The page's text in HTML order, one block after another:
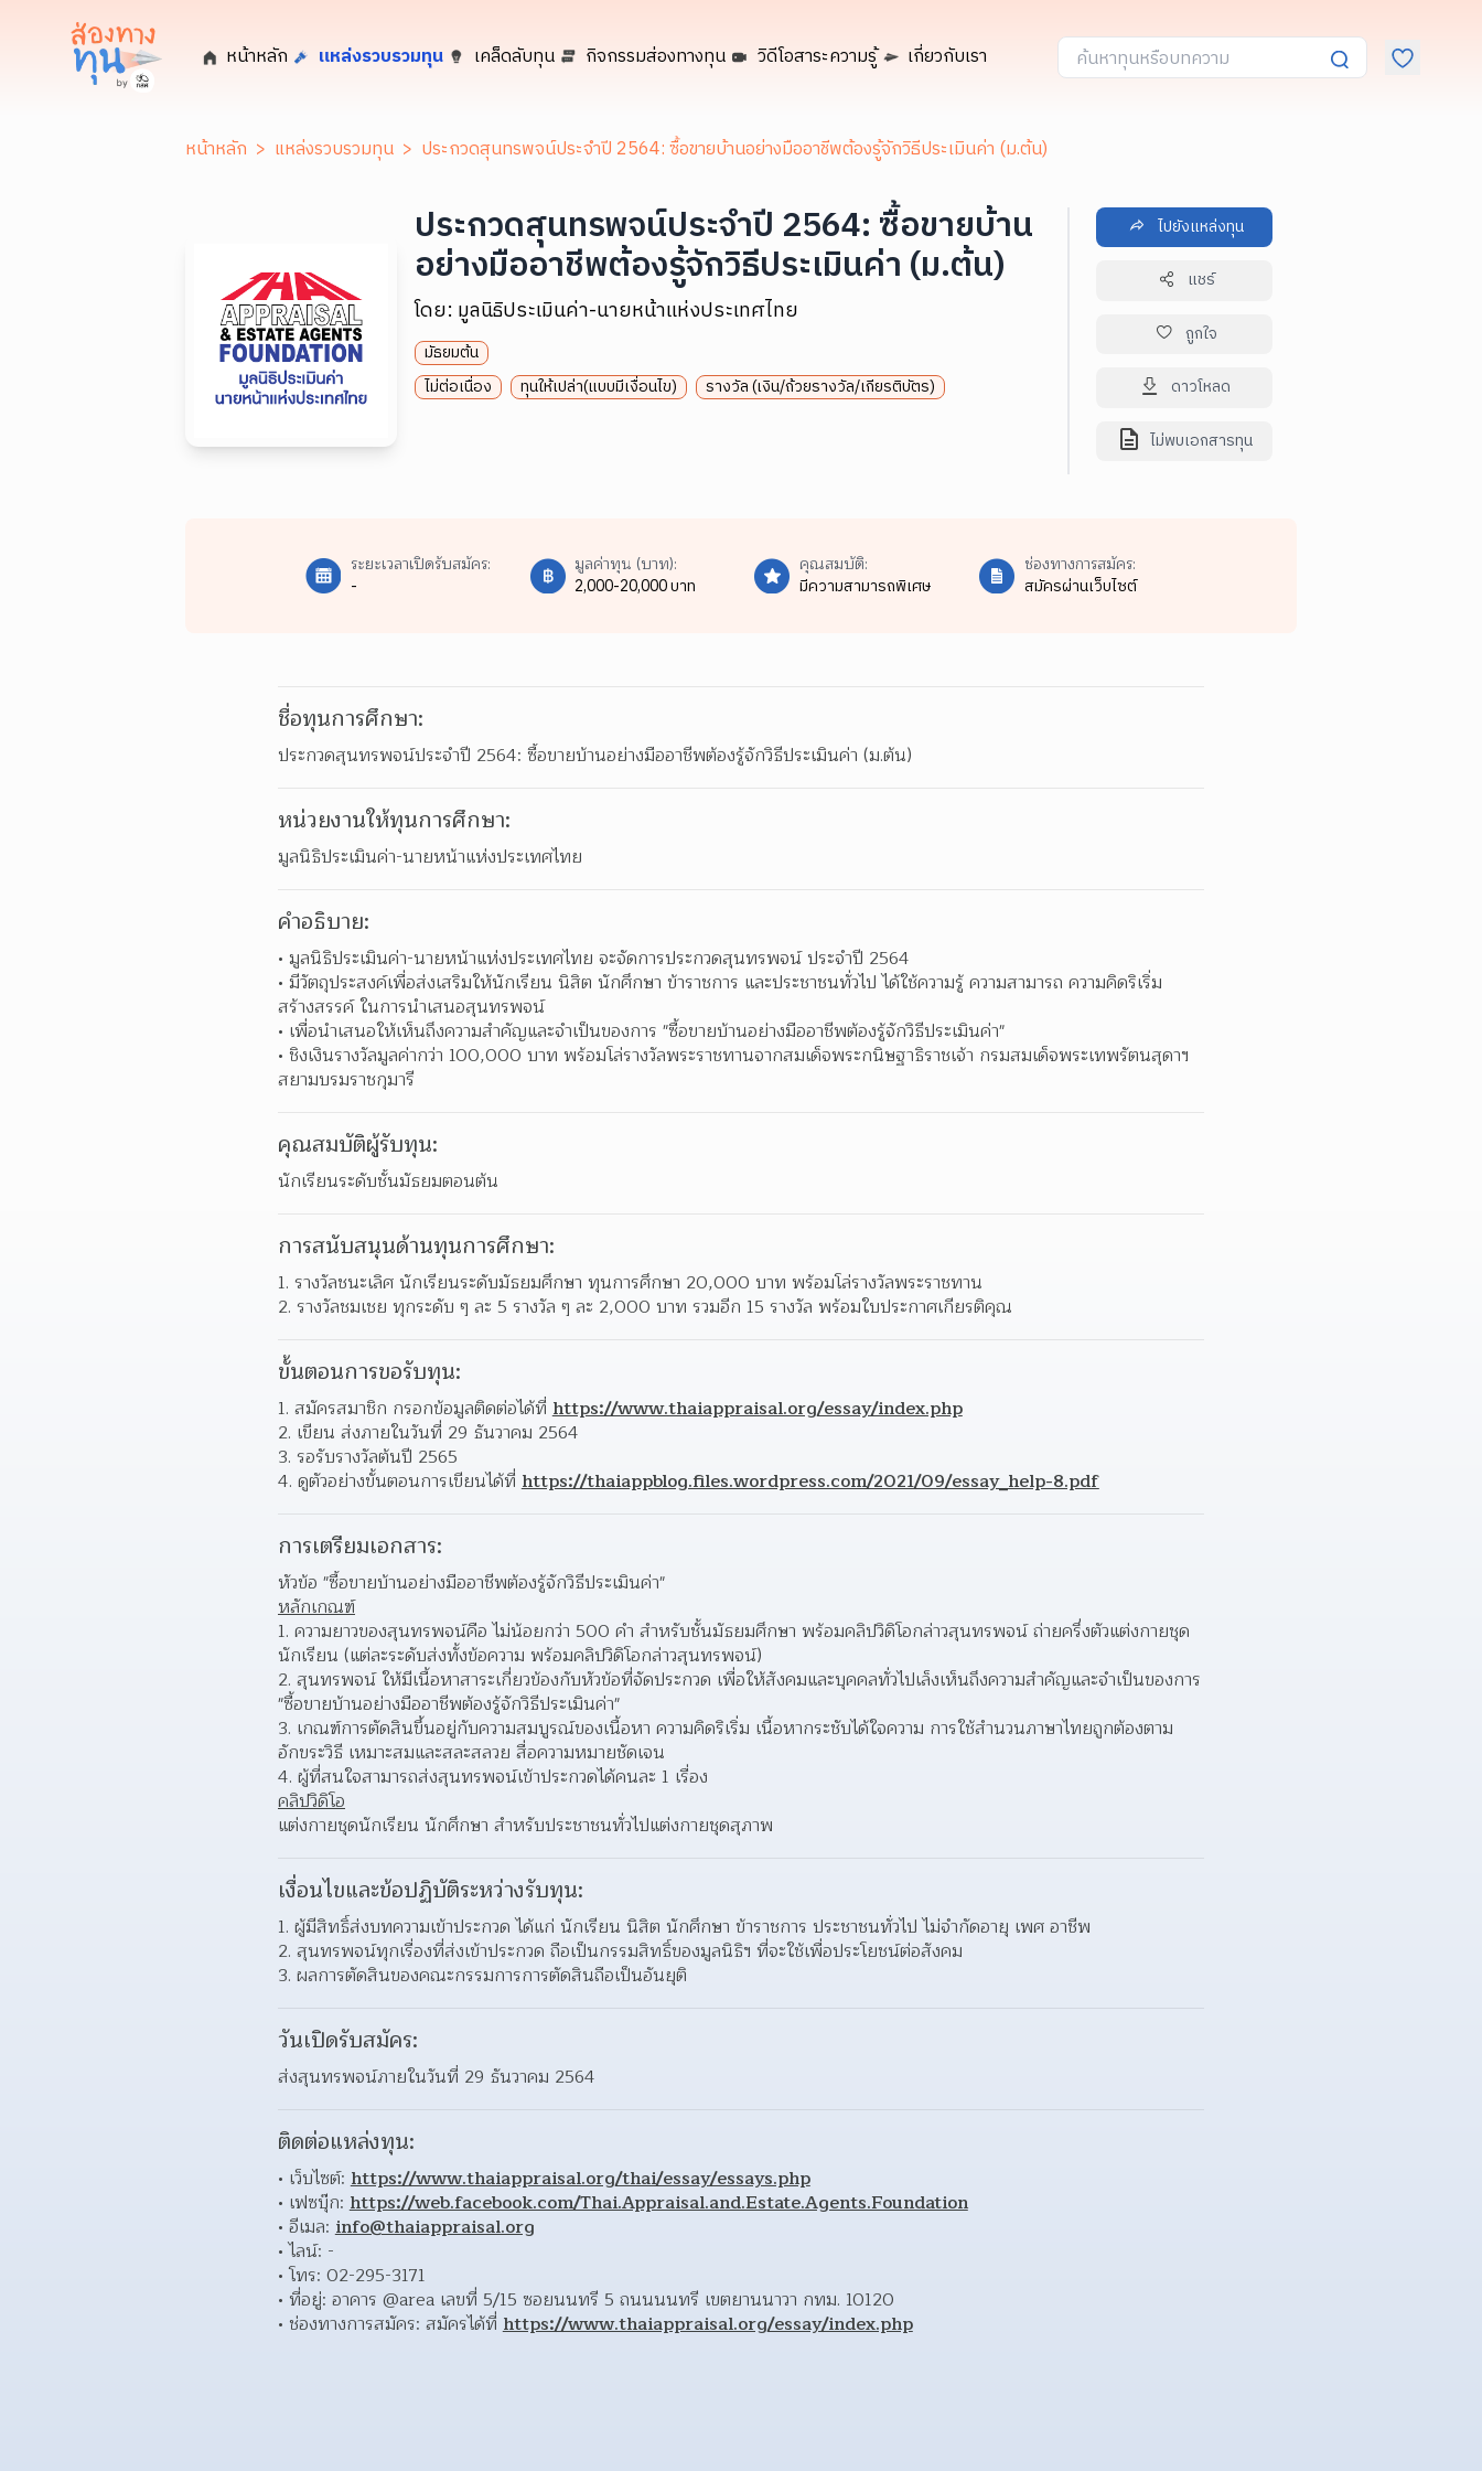
หน้าหลัก แหล่งรวบรวมทุน เคล็ดลับทุน กิจกรรมส่องทางทุน วิดีโอสาระความรู้ เกี่ยวกับเรา
หน้าหลัก > แหล่งรวบรวมทุน > ประกวดสุนทรพจน์ประจำปี 2564: ซื้อขายบ้านอย่างมืออาชีพต้องรู้จักวิธีประเมินค่า (ม.ต้น)
ประกวดสุนทรพจน์ประจำปี 2564: ซื้อขายบ้าน
อย่างมืออาชีพต้องรู้จักวิธีประเมินค่า (ม.ต้น)
โดย: มูลนิธิประเมินค่า-นายหน้าแห่งประเทศไทย
มัธยมต้น
ไม่ต่อเนื่อง
ทุนให้เปล่า(แบบมีเงื่อนไข) รางวัล (เงิน/ถ้วยรางวัล/เกียรติบัตร)
ไปยังแหล่งทุน
แชร์
ถูกใจ
ดาวโหลด
ไม่พบเอกสารทุน
ระยะเวลาเปิดรับสมัคร:
-
มูลค่าทุน (บาท):
2,000-20,000 บาท
คุณสมบัติ:
มีความสามารถพิเศษ
ช่องทางการสมัคร:
สมัครผ่านเว็บไซต์
ชื่อทุนการศึกษา:
ประกวดสุนทรพจน์ประจำปี 2564: ซื้อขายบ้านอย่างมืออาชีพต้องรู้จักวิธีประเมินค่า (ม.ต้น)
หน่วยงานให้ทุนการศึกษา:
มูลนิธิประเมินค่า-นายหน้าแห่งประเทศไทย
คำอธิบาย:
มูลนิธิประเมินค่า-นายหน้าแห่งประเทศไทย จะจัดการประกวดสุนทรพจน์ ประจำปี 2564
มีวัตถุประสงค์เพื่อส่งเสริมให้นักเรียน นิสิต นักศึกษา ข้าราชการ และประชาชนทั่วไป ได้ใช้ความรู้ ความสามารถ ความคิดริเริ่ม
สร้างสรรค์ ในการนำเสนอสุนทรพจน์
เพื่อนำเสนอให้เห็นถึงความสำคัญและจำเป็นของการ "ซื้อขายบ้านอย่างมืออาชีพต้องรู้จักวิธีประเมินค่า"
ชิงเงินรางวัลมูลค่ากว่า 100,000 บาท พร้อมโล่รางวัลพระราชทานจากสมเด็จพระกนิษฐาธิราชเจ้า กรมสมเด็จพระเทพรัตนสุดาฯ
สยามบรมราชกุมารี
คุณสมบัติผู้รับทุน:
นักเรียนระดับชั้นมัธยมตอนต้น
การสนับสนุนด้านทุนการศึกษา:
รางวัลชนะเลิศ นักเรียนระดับมัธยมศึกษา ทุนการศึกษา 20,000 บาท พร้อมโล่รางวัลพระราชทาน
รางวัลชมเชย ทุกระดับ ๆ ละ 5 รางวัล ๆ ละ 2,000 บาท รวมอีก 15 รางวัล พร้อมใบประกาศเกียรติคุณ
ขั้นตอนการขอรับทุน:
สมัครสมาชิก กรอกข้อมูลติดต่อได้ที่ https://www.thaiappraisal.org/essay/index.php
เขียน ส่งภายในวันที่ 29 ธันวาคม 2564
รอรับรางวัลต้นปี 2565
ดูตัวอย่างขั้นตอนการเขียนได้ที่ https://thaiappblog.files.wordpress.com/2021/09/essay_help-8.pdf
การเตรียมเอกสาร:
หัวข้อ "ซื้อขายบ้านอย่างมืออาชีพต้องรู้จักวิธีประเมินค่า"
หลักเกณฑ์
ความยาวของสุนทรพจน์คือ ไม่น้อยกว่า 500 คำ สำหรับชั้นมัธยมศึกษา พร้อมคลิปวิดิโอกล่าวสุนทรพจน์ ถ่ายครึ่งตัวแต่งกายชุด
นักเรียน (แต่ละระดับส่งทั้งข้อความ พร้อมคลิปวิดิโอกล่าวสุนทรพจน์)
สุนทรพจน์ ให้มีเนื้อหาสาระเกี่ยวข้องกับหัวข้อที่จัดประกวด เพื่อให้สังคมและบุคคลทั่วไปเล็งเห็นถึงความสำคัญและจำเป็นของการ
"ซื้อขายบ้านอย่างมืออาชีพต้องรู้จักวิธีประเมินค่า"
เกณฑ์การตัดสินขึ้นอยู่กับความสมบูรณ์ของเนื้อหา ความคิดริเริ่ม เนื้อหากระชับได้ใจความ การใช้สำนวนภาษาไทยถูกต้องตาม
อักขระวิธี เหมาะสมและสละสลวย สื่อความหมายชัดเจน
ผู้ที่สนใจสามารถส่งสุนทรพจน์เข้าประกวดได้คนละ 1 เรื่อง
คลิปวิดิโอ
แต่งกายชุดนักเรียน นักศึกษา สำหรับประชาชนทั่วไปแต่งกายชุดสุภาพ
เงื่อนไขและข้อปฏิบัติระหว่างรับทุน:
ผู้มีสิทธิ์ส่งบทความเข้าประกวด ได้แก่ นักเรียน นิสิต นักศึกษา ข้าราชการ ประชาชนทั่วไป ไม่จำกัดอายุ เพศ อาชีพ
สุนทรพจน์ทุกเรื่องที่ส่งเข้าประกวด ถือเป็นกรรมสิทธิ์ของมูลนิธิฯ ที่จะใช้เพื่อประโยชน์ต่อสังคม
ผลการตัดสินของคณะกรรมการการตัดสินถือเป็นอันยุติ
วันเปิดรับสมัคร:
ส่งสุนทรพจน์ภายในวันที่ 29 ธันวาคม 2564
ติดต่อแหล่งทุน:
เว็บไซต์: https://www.thaiappraisal.org/thai/essay/essays.php
เฟซบุ๊ก: https://web.facebook.com/Thai.Appraisal.and.Estate.Agents.Foundation
อีเมล: info@thaiappraisal.org
ไลน์: -
โทร: 02-295-3171
ที่อยู่: อาคาร @area เลขที่ 5/15 ซอยนนทรี 5 ถนนนนทรี เขตยานนาวา กทม. 10120
ช่องทางการสมัคร: สมัครได้ที่ https://www.thaiappraisal.org/essay/index.php